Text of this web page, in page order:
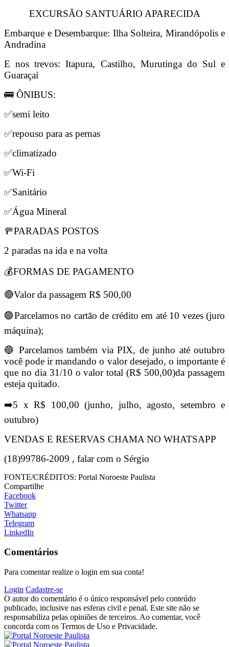
EXCURSÃO SANTUÁRIO APARECIDA
Embarque e Desembarque: Ilha Solteira, Mirandópolis e
Andradina
E nos trevos: Itapura, Castilho, Murutinga do Sul e
Guaraçaí
🚌 ÔNIBUS:
✅semi leito
✅repouso para as pernas
✅climatizado
✅Wi-Fi
✅Sanitário
✅Água Mineral
🚥PARADAS POSTOS
2 paradas na ida e na volta
💰FORMAS DE PAGAMENTO
🔴Valor da passagem R$ 500,00
🟢Parcelamos no cartão de crédito em até 10 vezes (juro
máquina);
🔵 Parcelamos também via PIX, de junho até outubro
você pode ir mandando o valor desejado, o importante é
que no dia 31/10 o valor total (R$ 500,00)da passagem
esteja quitado.
➡️5 x R$ 100,00 (junho, julho, agosto, setembro e
outubro)
VENDAS E RESERVAS CHAMA NO WHATSAPP
(18)99786-2009 , falar com o Sérgio
FONTE/CRÉDITOS: Portal Noroeste Paulista
Compartilhe
Facebook
Twitter
Whatsapp
Telegram
LinkedIn
Comentários
Para comentar realize o login em sua conta!
Login Cadastre-se
O autor do comentário é o único responsável pelo conteúdo
publicado, inclusive nas esferas civil e penal. Este site não se
responsabiliza pelas opiniões de terceiros. Ao comentar, você
concorda com os Termos de Uso e Privacidade.